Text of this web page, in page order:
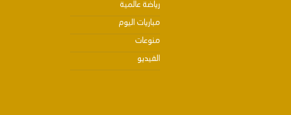
رياضة عالمية
مباريات اليوم
منوعات
الفيديو